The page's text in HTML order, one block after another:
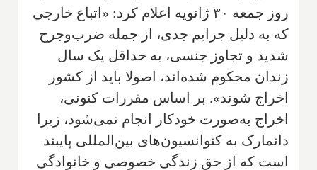
روز جمعه ۳۰ ژانویه اعلام کرد: «اتباع خارجی
که به دلیل جرایم جدی، از جمله ضرب‌وجرح
شدید و تجاوز جنسی، به حداقل یک سال
زندان محکوم شده‌اند، اصولا باید از کشور
اخراج شوند». بر اساس مقررات کنونی،
اخراج به‌صورت خودکار انجام نمی‌شود، زیرا
دانمارک به کنوانسیون‌های بین‌المللی پایبند
است که از حق زندگی خصوصی و خانوادگی